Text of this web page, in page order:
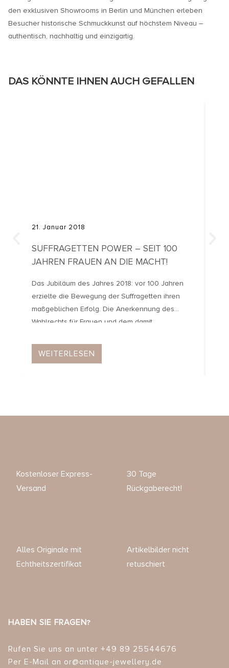
den exklusiven Showrooms in Berlin und München erleben
Besucher historische Schmuckkunst auf höchstem Niveau –
authentisch, nachhaltig und einzigartig.
DAS KÖNNTE IHNEN AUCH GEFALLEN
21. Januar 2018
SUFFRAGETTEN POWER – SEIT 100
JAHREN FRAUEN AN DIE MACHT!
Das Jubiläum des Jahres 2018: vor 100 Jahren
erzielte die Bewegung der Suffragetten ihren
maßgeblichen Erfolg. Die Anerkennung des
Wahlrechts für Frauen und dem damit
WEITERLESEN
Kostenloser Express-
Versand
30 Tage
Rückgaberecht!
Alles Originale mit
Echtheitszertifikat
Artikelbilder nicht
retuschiert
HABEN SIE FRAGEN?
Rufen Sie uns an unter +49 89 25544676
Per E-Mail an or@antique-jewellery.de